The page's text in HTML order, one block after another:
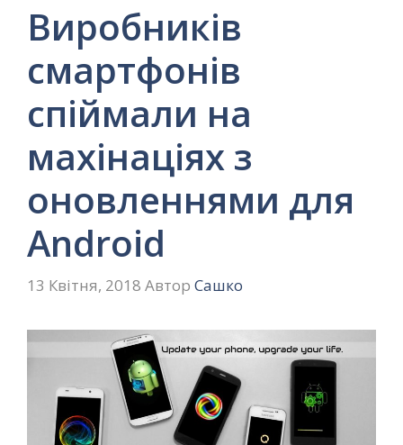
Виробників
смартфонів
спіймали на
махінаціях з
оновленнями для
Android
13 Квітня, 2018 Автор Сашко